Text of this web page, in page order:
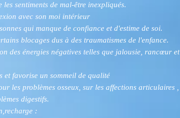
sentiments de mal-être inexpliqués.
avec son moi intérieur
qui manque de confiance et d'estime de soi.
blocages dus à des traumatismes de l'enfance.
des énergies négatives telles que jalousie, rancœur et
et favorise un sommeil de qualité
les problèmes osseux, sur les affections articulaires ,
digestifs.
: